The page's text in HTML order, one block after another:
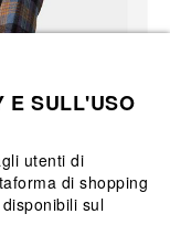
E SULL'USO
utenti di
di shopping
sul